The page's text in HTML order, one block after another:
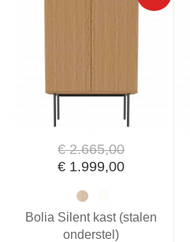
€ 2.665,00
€ 1.999,00
Bolia Silent kast (stalen
onderstel)